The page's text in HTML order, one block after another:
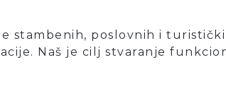
stambenih, poslovnih i
Naš je cilj stvaranje